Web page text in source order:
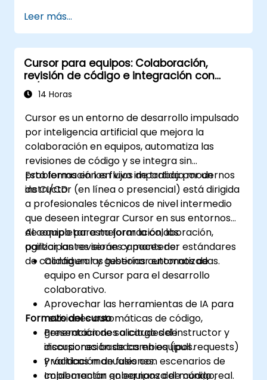
Leer más...
Cursor para equipos: Colaboración,
revisión de código e integración con
CI/CD14 Horas
Cursor es un entorno de desarrollo impulsado
por inteligencia artificial que mejora la
colaboración en equipos, automatiza las
revisiones de código y se integra sin
problemas en los flujos de trabajo modernos
de CI/CD.
Esta formación en vivo impartida por un
instructor (en línea o presencial) está dirigida
a profesionales técnicos de nivel intermedio
que deseen integrar Cursor en sus entornos
de equipo para mejorar la colaboración,
agilizar las revisiones y mantener estándares
de calidad en las tuberías automatizadas.
Al completar esta formación, los
participantes serán capaces de:
Configurar y gestionar entornos de
equipo en Cursor para el desarrollo
colaborativo.
Aprovechar las herramientas de IA para
revisiones automáticas de código,
generación de solicitudes de
incorporación de cambios (pull requests)
y validación de fusiones.
Implementar gobernanza de código,
Formato del curso
Presentaciones a cargo del instructor y
discusiones basadas en equipos.
Prácticas manuales con escenarios de
colaboración en equipos del mundo real.